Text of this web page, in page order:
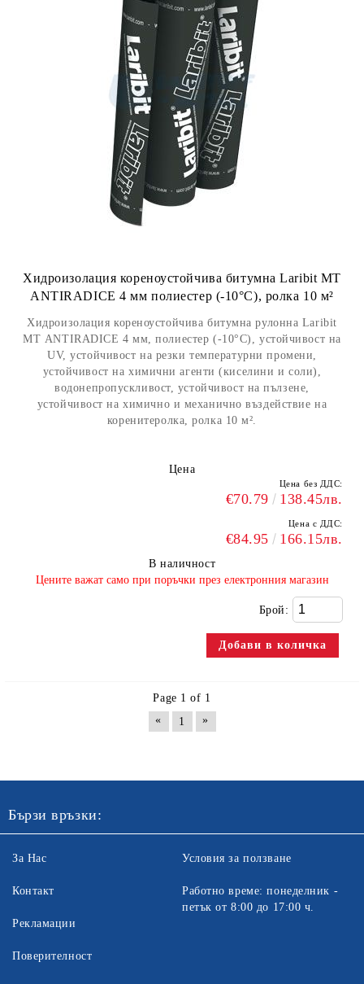
Хидроизолация кореноустойчива битумна Laribit МТ
ANTIRADICE 4 мм полиестер (-10°С), ролка 10 м²
Хидроизолация кореноустойчива битумна рулонна Laribit
МТ ANTIRADICE 4 мм, полиестер (-10°С), устойчивост на
UV, устойчивост на резки температурни промени,
устойчивост на химични агенти (киселини и соли),
водонепропускливост, устойчивост на пълзене,
устойчивост на химично и механично въздействие на
коренитеролка, ролка 10 м².
Цена
Цена без ДДС:
€70.79 138.45лв.
Цена с ДДС:
€84.95 166.15лв.
В наличност
​Цените важат само при поръчки през електронния магазин
Брой:
Page 1 of 1
«
1 »
Бързи връзки:
За Нас
Контакт
Рекламации
Поверителност
Условия за ползване
Работно време: понеделник -
петък от 8:00 до 17:00 ч.